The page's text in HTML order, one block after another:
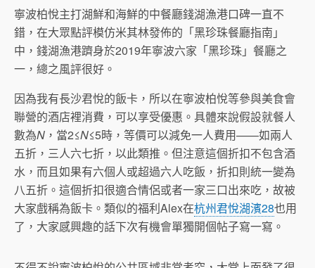
寧波柏悅主打湖鮮和海鮮的中餐廳錢湖漁港口碑一直不
錯，在大眾點評模仿米其林發佈的「黑珍珠餐廳指南」
中，錢湖漁港躋身於2019年寧波六家「黑珍珠」餐廳之
一，總之風評很好。
因為我有長沙君悅的飯卡，所以在寧波柏悅等參與美食會
聯營的酒店裡消費，可以享受優惠。具體來說假設就餐人
數為N ，當2≤N≤5時，等價可以減免一人費用——如兩人
五折，三人六七折，以此類推。但注意這個折扣不包含酒
水，而且如果有六個人或超過六人吃飯，折扣則統一變為
八五折。這個折扣很適合情侶或者一家三口出來吃，故被
大家戲稱為飯卡。類似的福利Alex在杭州君悅湖濱28也用
了，大家感興趣的話下次有機會單獨開個帖子寫一寫。